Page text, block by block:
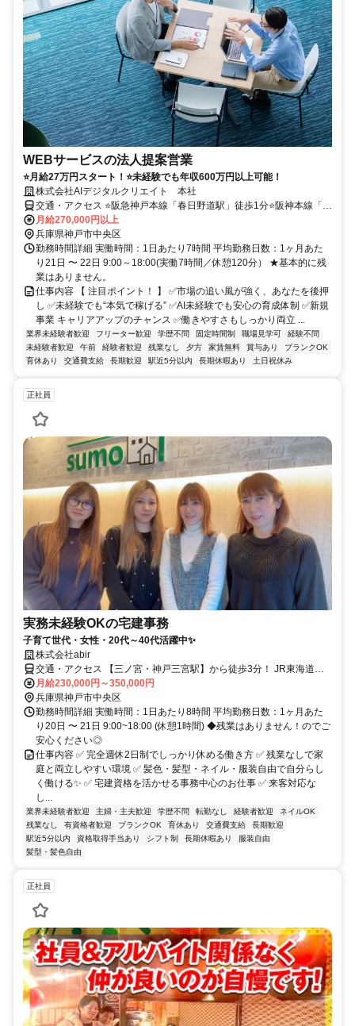
WEBサービスの法人提案営業
⭐月給27万円スタート！⭐未経験でも年収600万円以上可能！
株式会社AIデジタルクリエイト 本社
交通・アクセス ⭐阪急神戸本線「春日野道駅」徒歩1分⭐阪神本線「春
日野道駅」徒歩8分⭐各線「三ノ宮駅」徒歩15分
月給270,000円以上
兵庫県神戸市中央区
勤務時間詳細 実働時間：1日あたり7時間 平均勤務日数：1ヶ月あた
り21日 〜 22日 9:00～18:00(実働7時間／休憩120分） ★基本的に残
業はありません。
仕事内容 【 注目ポイント！ 】 ✅市場の追い風が強く、あなたを後押
し ✅未経験でも“本気で稼げる” ✅AI未経験でも安心の育成体制 ✅新規
事業 キャリアアップのチャンス ✅働きやすさもしっかり両立 ...
業界未経験者歓迎 フリーター歓迎 学歴不問 固定時間制 職場見学可
経験不問
未経験者歓迎
午前 経験者歓迎 残業なし 夕方 家賃無料 賞与あり
ブランクOK
育休あり
交通費支給 長期歓迎 駅近5分以内 長期休暇あり 土日祝休み
正社員
実務未経験OKの宅建事務
子育て世代・女性・20代～40代活躍中✨
株式会社abir
交通・アクセス 【三ノ宮・神戸三宮駅】から徒歩3分！ JR東海道本
線/阪急神戸線/阪神本線/
月給230,000円～350,000円
兵庫県神戸市中央区
勤務時間詳細 実働時間：1日あたり8時間 平均勤務日数：1ヶ月あた
り20日 〜 21日 9:00~18:00 (休憩1時間) ◆残業はありません！のでご
安心ください◎
仕事内容 ✅ 完全週休2日制でしっかり休める働き方 ✅ 残業なしで家
庭と両立しやすい環境 ✅ 髪色・髪型・ネイル・服装自由で自分らし
く働ける✨ ✅ 宅建資格を活かせる事務中心のお仕事 ✅ 来客対応な
し...
業界未経験者歓迎 主婦・主夫歓迎 学歴不問 転勤なし 経験者歓迎
ネイルOK
残業なし
有資格者歓迎 ブランクOK 育休あり 交通費支給
長期歓迎
駅近5分以内
資格取得手当あり シフト制 長期休暇あり
服装自由
髪型・髪色自由
正社員